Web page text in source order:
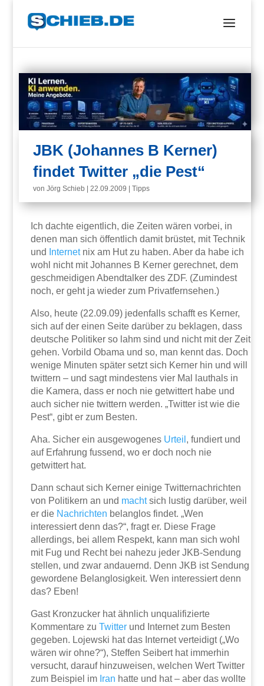
JBK (Johannes B Kerner)
findet Twitter „die Pest“
vonJörg Schieb |22.09.2009 |Tipps
Ich dachte eigentlich, die Zeiten wären vorbei, in
denen man sich öffentlich damit brüstet, mit Technik
und
Internetnix am Hut zu haben. Aber da habe ich
wohl nicht mit Johannes B Kerner gerechnet, dem
geschmeidigen Abendtalker des ZDF. (Zumindest
noch, er geht ja wieder zum Privatfernsehen.)
Also, heute (22.09.09) jedenfalls schafft es Kerner,
sich auf der einen Seite darüber zu beklagen, dass
deutsche Politiker so lahm sind und nicht mit der Zeit
gehen. Vorbild Obama und so, man kennt das. Doch
wenige Minuten später setzt sich Kerner hin und will
twittern – und sagt mindestens vier Mal lauthals in
die Kamera, dass er noch nie getwittert habe und
auch sicher nie twittern werden. „Twitter ist wie die
Pest“, gibt er zum Besten.
Aha. Sicher ein ausgewogenes Urteil , fundiert und
auf Erfahrung fussend, wo er doch noch nie
getwittert hat.
Dann schaut sich Kerner einige Twitternachrichten
von Politikern an und machtsich lustig darüber, weil
er die Nachrichten belanglos findet. „Wen
interessiert denn das?“, fragt er. Diese Frage
allerdings, bei allem Respekt, kann man sich wohl
mit Fug und Recht bei nahezu jeder JKB-Sendung
stellen, und zwar andauernd. Denn JKB ist Sendung
gewordene Belanglosigkeit. Wen interessiert denn
das? Eben!
Gast Kronzucker hat ähnlich unqualifizierte
Kommentare zuTwitter und Internet zum Besten
gegeben. Lojewski hat das Internet verteidigt („Wo
wären wir ohne?“), Steffen Seibert hat immerhin
versucht, darauf hinzuweisen, welchen Wert Twitter
zum Beispiel im Iran hatte und hat – aber das wollte